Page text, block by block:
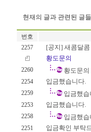
현재의 글과 관련된 글
번호
2257
[공지] 새콤달
황도문의
2260 황도문의
2254 입금했습니다.
2259 입금했습
2253 입금했습니다.
2258 입금했습
2251 입금확인 부탁